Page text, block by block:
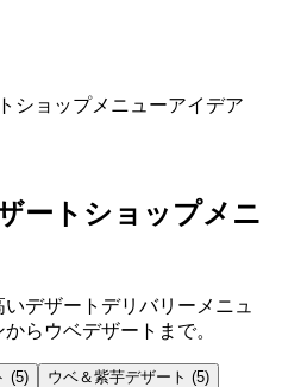
ショップメニューアイデア
ートショップメニ
デザートデリバリーメニュ
らウベデザートまで。
(5) ウベ＆紫芋デザート (5)